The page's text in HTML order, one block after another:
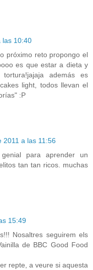
las 10:40
próximo reto propongo el
es que estar a dieta y
además es
light, todos llevan el
:P
2011 a las 11:56
para aprender un
tan tan ricos. muchas
15:49
Nosaltres seguirem els
de BBC Good Food
repte, a veure si aquesta